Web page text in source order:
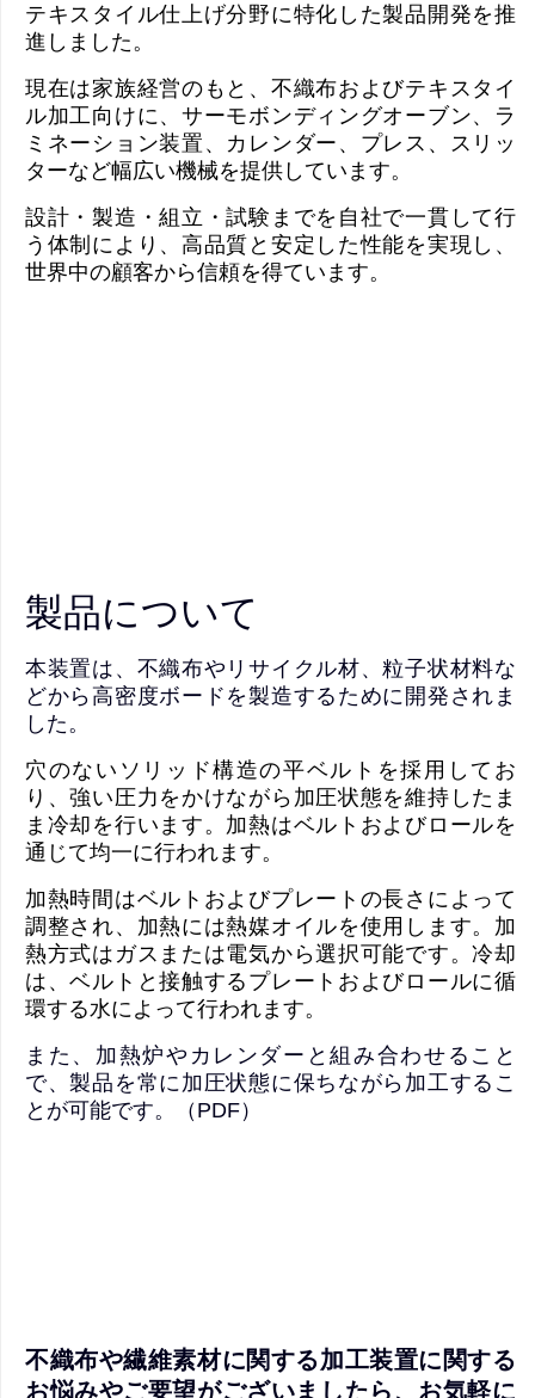
テキスタイル仕上げ分野に特化した製品開発を推
進しました。
現在は家族経営のもと、不織布およびテキスタイ
ル加工向けに、サーモボンディングオーブン、ラ
ミネーション装置、カレンダー、プレス、スリッ
ターなど幅広い機械を提供しています。
設計・製造・組立・試験までを自社で一貫して行
う体制により、高品質と安定した性能を実現し、
世界中の顧客から信頼を得ています。
製品について
本装置は、不織布やリサイクル材、粒子状材料な
どから高密度ボードを製造するために開発されま
した。
穴のないソリッド構造の平ベルトを採用してお
り、強い圧力をかけながら加圧状態を維持したま
ま冷却を行います。加熱はベルトおよびロールを
通じて均一に行われます。
加熱時間はベルトおよびプレートの長さによって
調整され、加熱には熱媒オイルを使用します。加
熱方式はガスまたは電気から選択可能です。冷却
は、ベルトと接触するプレートおよびロールに循
環する水によって行われます。
また、加熱炉やカレンダーと組み合わせること
で、製品を常に加圧状態に保ちながら加工するこ
とが可能です。（ PDF）
不織布や繊維素材に関する加工装置に関する
お悩みやご要望がございましたら、お気軽に